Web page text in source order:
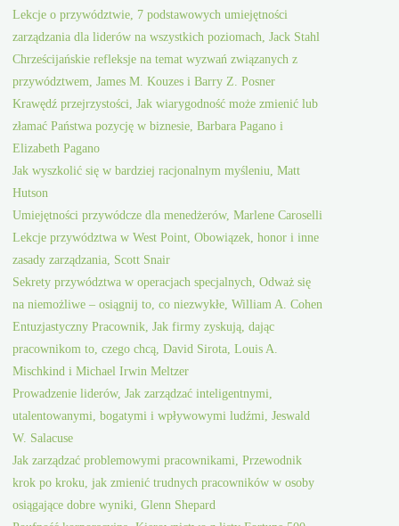
Lekcje o przywództwie, 7 podstawowych umiejętności
zarządzania dla liderów na wszystkich poziomach, Jack Stahl
Chrześcijańskie refleksje na temat wyzwań związanych z
przywództwem, James M. Kouzes i Barry Z. Posner
Krawędź przejrzystości, Jak wiarygodność może zmienić lub
złamać Państwa pozycję w biznesie, Barbara Pagano i
Elizabeth Pagano
Jak wyszkolić się w bardziej racjonalnym myśleniu, Matt
Hutson
Umiejętności przywódcze dla menedżerów, Marlene Caroselli
Lekcje przywództwa w West Point, Obowiązek, honor i inne
zasady zarządzania, Scott Snair
Sekrety przywództwa w operacjach specjalnych, Odważ się
na niemożliwe – osiągnij to, co niezwykłe, William A. Cohen
Entuzjastyczny Pracownik, Jak firmy zyskują, dając
pracownikom to, czego chcą, David Sirota, Louis A.
Mischkind i Michael Irwin Meltzer
Prowadzenie liderów, Jak zarządzać inteligentnymi,
utalentowanymi, bogatymi i wpływowymi ludźmi, Jeswald
W. Salacuse
Jak zarządzać problemowymi pracownikami, Przewodnik
krok po kroku, jak zmienić trudnych pracowników w osoby
osiągające dobre wyniki, Glenn Shepard